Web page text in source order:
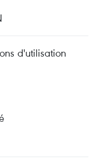
d'utilisation